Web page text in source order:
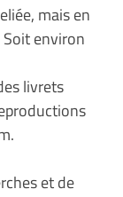
mais en
environ
livrets
et de